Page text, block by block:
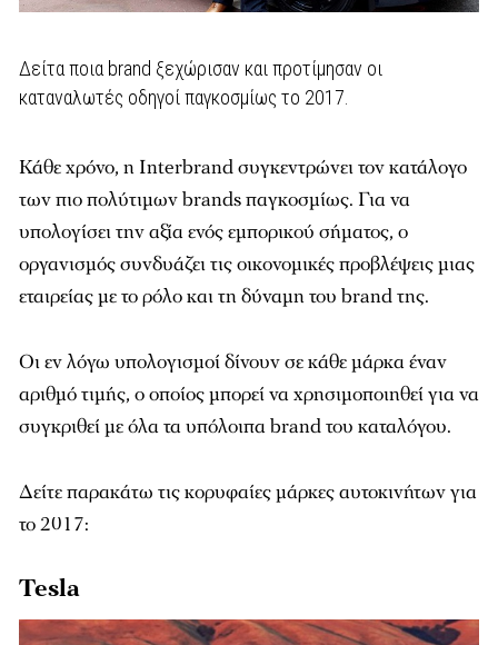
Δείτα ποια brand ξεχώρισαν και προτίμησαν οι
καταναλωτές οδηγοί παγκοσμίως το 2017.
Κάθε χρόνο, η Interbrand συγκεντρώνει τον κατάλογο
των πιο πολύτιμων brands παγκοσμίως. Για να
υπολογίσει την αξία ενός εμπορικού σήματος, ο
οργανισμός συνδυάζει τις οικονομικές προβλέψεις μιας
εταιρείας με το ρόλο και τη δύναμη του brand της.
Οι εν λόγω υπολογισμοί δίνουν σε κάθε μάρκα έναν
αριθμό τιμής, ο οποίος μπορεί να χρησιμοποιηθεί για να
συγκριθεί με όλα τα υπόλοιπα brand του καταλόγου.
Δείτε παρακάτω τις κορυφαίες μάρκες αυτοκινήτων για
το 2017:
Tesla